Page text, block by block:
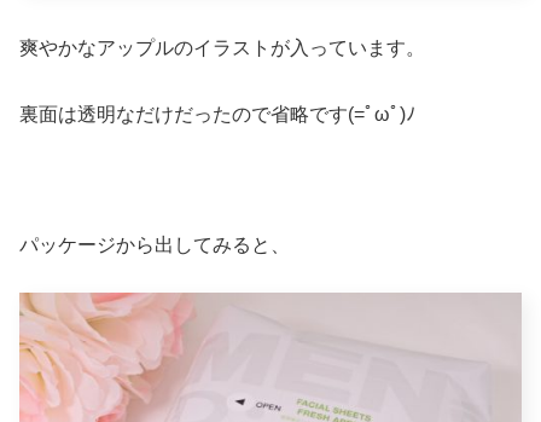
爽やかなアップルのイラストが入っています。
裏面は透明なだけだったので省略です(=ﾟωﾟ)ﾉ
パッケージから出してみると、